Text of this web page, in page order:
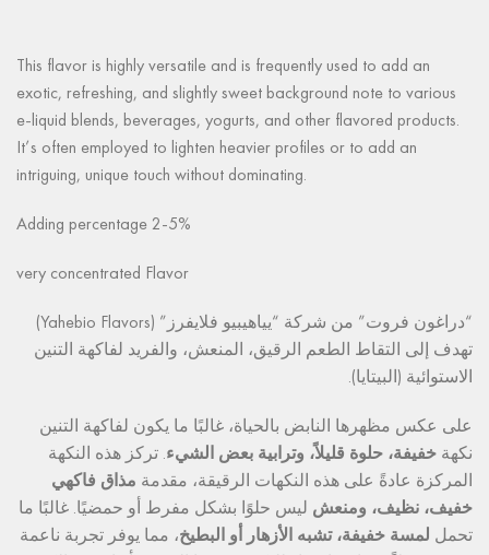
This flavor is highly versatile and is frequently used to add an
exotic, refreshing, and slightly sweet background note to various
e-liquid blends, beverages, yogurts, and other flavored products.
It’s often employed to lighten heavier profiles or to add an
intriguing, unique touch without dominating.
Adding percentage 2-5%
very concentrated Flavor
“دراغون فروت” من شركة “يياهيبيو فلايفرز” (Yahebio Flavors)
تهدف إلى التقاط الطعم الرقيق، المنعش، والفريد لفاكهة التنين
الاستوائية (البيتايا).
على عكس مظهرها النابض بالحياة، غالبًا ما يكون لفاكهة التنين
نكهة خفيفة، حلوة قليلاً، وترابية بعض الشيء. تركز هذه النكهة
المركزة عادةً على هذه النكهات الرقيقة، مقدمة مذاق فاكهي
خفيف، نظيف، ومنعش ليس حلوًا بشكل مفرط أو حمضيًا. غالبًا ما
تحمل لمسة خفيفة، تشبه الأزهار أو البطيخ، مما يوفر تجربة ناعمة